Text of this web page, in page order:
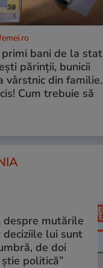
bani de la stat
părinții, bunicii
vârstnic din familie.
Cum trebuie să
despre mutările
lui sunt
de doi
politică”